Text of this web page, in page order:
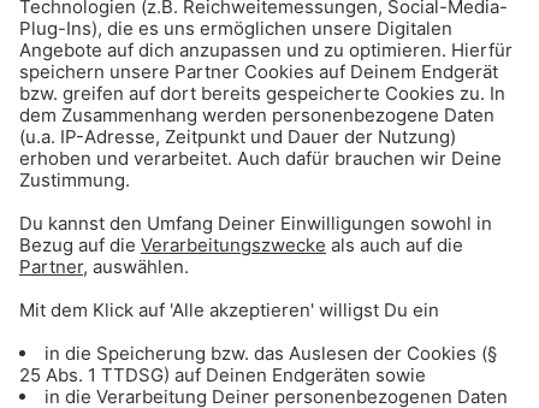
ANZEIGE - Sichere dir Tagestickets für
den Triassic Park auf der Steinplatte